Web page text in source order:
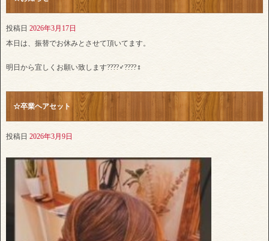
投稿日 2026年3月17日
本日は、振替でお休みとさせて頂いてます。
明日から宜しくお願い致します????‍♂️????‍♀️
☆卒業ヘアセット
投稿日 2026年3月9日